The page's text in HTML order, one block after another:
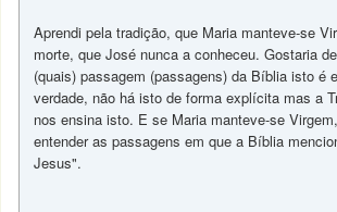
Aprendi pela tradição, que Maria manteve-se
morte, que José nunca a conheceu. Gostaria
(quais) passagem (passagens) da Bíblia isto é
verdade, não há isto de forma explícita mas a
nos ensina isto. E se Maria manteve-se
entender as passagens em que a Bíblia
Jesus".